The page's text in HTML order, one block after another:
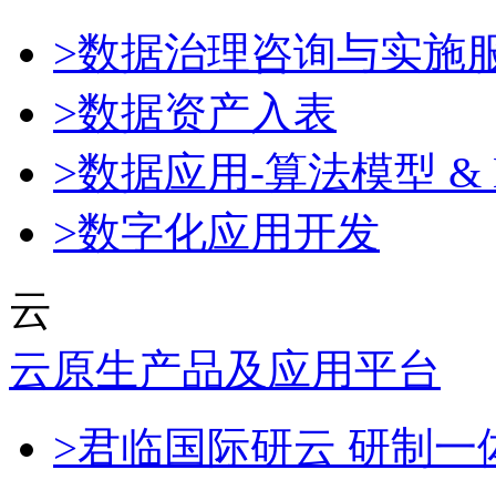
>数据治理咨询与实施
>数据资产入表
>数据应用-算法模型 &
>数字化应用开发
云
云原生产品及应用平台
>君临国际研云 研制